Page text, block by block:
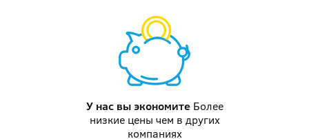
У нас выэкономите Более
низкие цены чем в других
компаниях